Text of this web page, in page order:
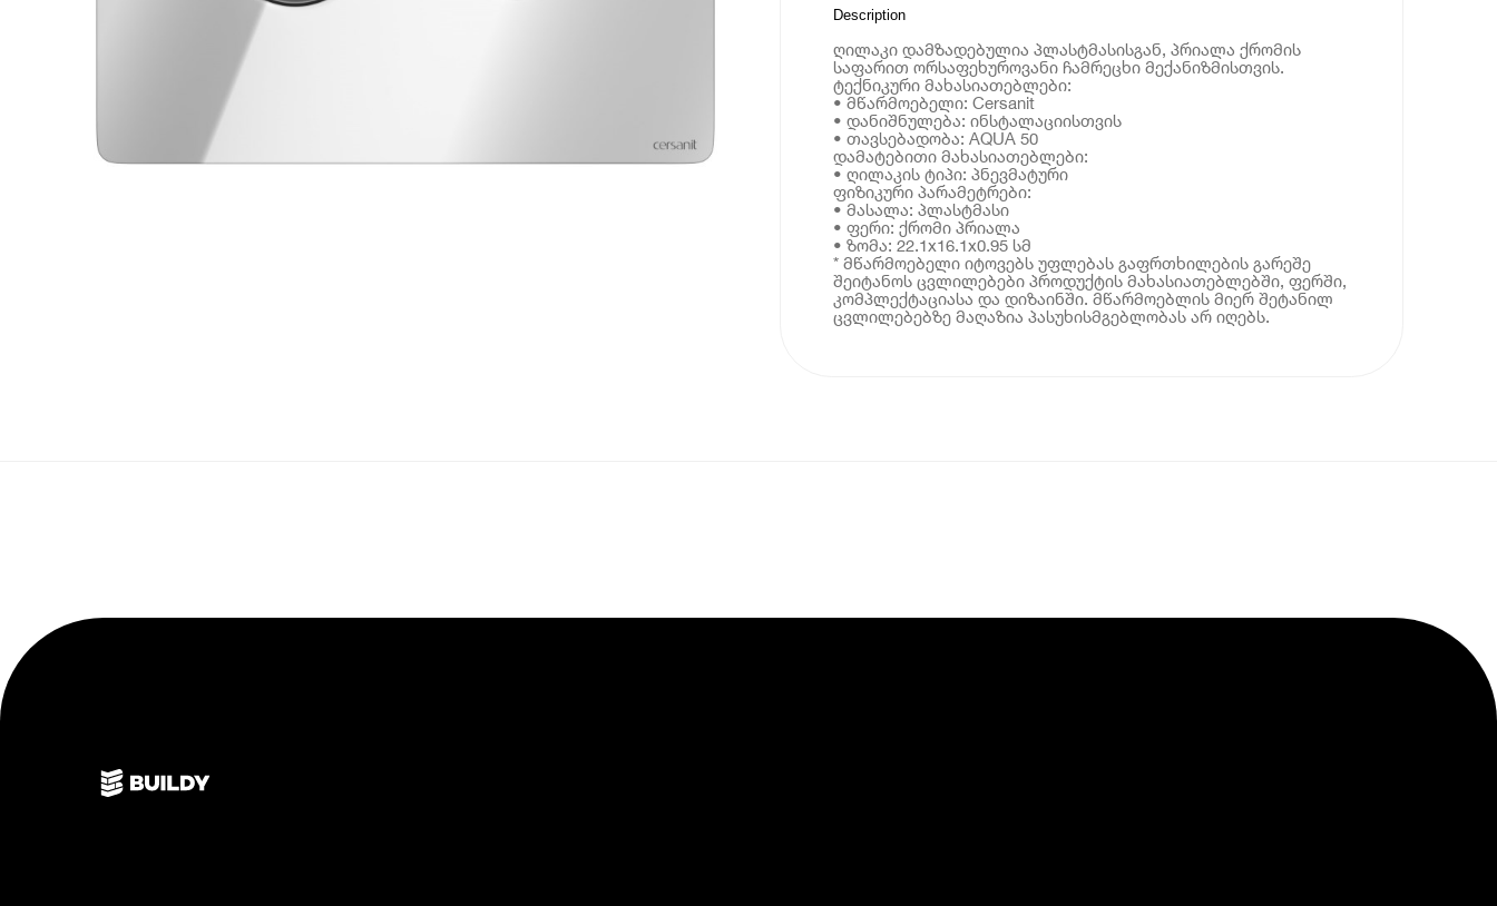
Description
ღილაკი დამზადებულია პლასტმასისგან, პრიალა ქრომის
საფარით ორსაფეხუროვანი ჩამრეცხი მექანიზმისთვის.
ტექნიკური მახასიათებლები:
• მწარმოებელი: Cersanit
• დანიშნულება: ინსტალაციისთვის
• თავსებადობა: AQUA 50
დამატებითი მახასიათებლები:
• ღილაკის ტიპი: პნევმატური
ფიზიკური პარამეტრები:
• მასალა: პლასტმასი
• ფერი: ქრომი პრიალა
• ზომა: 22.1x16.1x0.95 სმ
* მწარმოებელი იტოვებს უფლებას გაფრთხილების გარეშე
შეიტანოს ცვლილებები პროდუქტის მახასიათებლებში, ფერში,
კომპლექტაციასა და დიზაინში. მწარმოებლის მიერ შეტანილ
ცვლილებებზე მაღაზია პასუხისმგებლობას არ იღებს.